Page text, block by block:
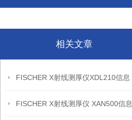
相关文章
FISCHER X射线测厚仪XDL210信息
FISCHER X射线测厚仪 XAN500信息